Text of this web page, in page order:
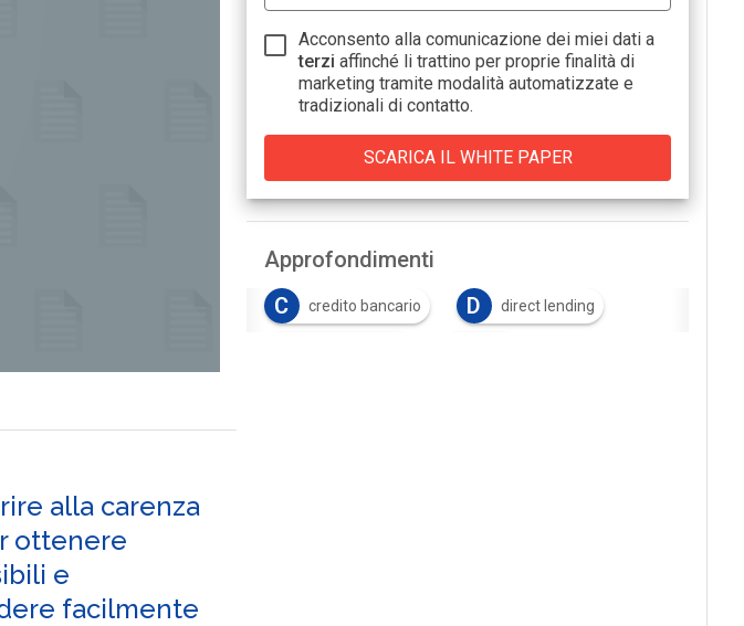
alla carenza
ottenere
e
facilmente
Acconsento alla comunicazione dei miei dati a
terzi affinché li trattino per proprie finalità di
marketing tramite modalità automatizzate e
tradizionali di contatto.
Approfondimenti
C
credito bancario D direct lending